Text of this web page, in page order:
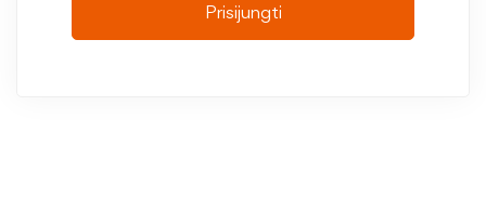
Prisijungti